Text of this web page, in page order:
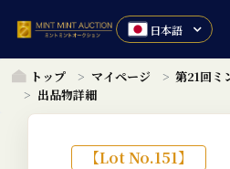
トップ マイページ
第21回ミ
出品物詳細
【Lot No.151】